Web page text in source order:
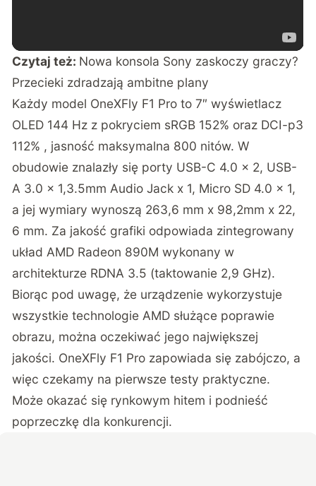
Czytaj też: Nowa konsola Sony zaskoczy graczy?
Przecieki zdradzają ambitne plany
Każdy model OneXFly F1 Pro to 7″ wyświetlacz
OLED 144 Hz z pokryciem sRGB 152% oraz DCI-p3
112% , jasność maksymalna 800 nitów. W
obudowie znalazły się porty USB-C 4.0 x 2, USB-
A 3.0 x 1,3.5mm Audio Jack x 1, Micro SD 4.0 x 1,
a jej wymiary wynoszą 263,6 mm x 98,2mm x 22,
6 mm. Za jakość grafiki odpowiada zintegrowany
układ AMD Radeon 890M wykonany w
architekturze RDNA 3.5 (taktowanie 2,9 GHz).
Biorąc pod uwagę, że urządzenie wykorzystuje
wszystkie technologie AMD służące poprawie
obrazu, można oczekiwać jego największej
jakości. OneXFly F1 Pro zapowiada się zabójczo, a
więc czekamy na pierwsze testy praktyczne.
Może okazać się rynkowym hitem i podnieść
poprzeczkę dla konkurencji.